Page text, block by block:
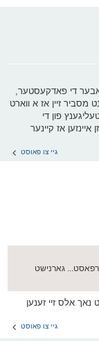
אבער די פאדקעסטער,
מסביר זיין אז א ווארט
פון די
אז קיינער
גיי צו פאוסט
גארנישט
נאך אלס זיי זענען
גיי צו פאוסט